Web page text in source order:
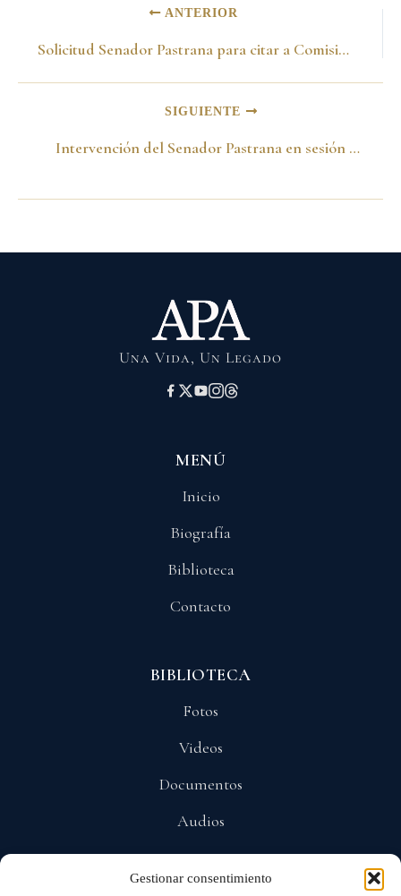
Gestionar consentimiento
ANTERIOR
Solicitud Senador Pastrana para citar a Comisión Primera para evacuar Proyecto de Reglamento
SIGUIENTE
Intervención del Senador Pastrana en sesión plenaria del Senado sobre la comisión ética
Una Vida, Un Legado
MENÚ
Inicio
Biografía
Biblioteca
Contacto
BIBLIOTECA
Fotos
Videos
Documentos
Audios